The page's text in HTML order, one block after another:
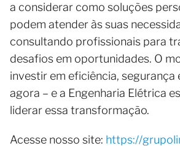
a considerar como soluções
podem atender às suas
consultando profissionais para
desafios em oportunidades. O
investir em eficiência, segurança
agora – e a Engenharia Elétrica
liderar essa transformação.
Acesse nosso site: https://